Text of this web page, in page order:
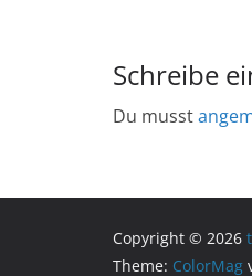
Schreibe
Du musst
Copyright © 2026
Theme: ColorMag